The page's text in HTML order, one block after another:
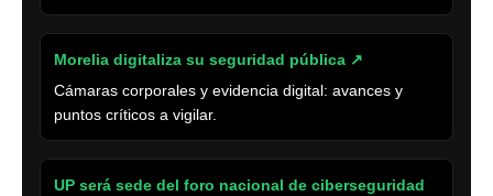
Morelia digitaliza su seguridad pública ↗
Cámaras corporales y evidencia digital: avances y
puntos críticos a vigilar.
UP será sede del foro nacional de ciberseguridad